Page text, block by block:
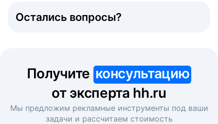
Остались вопросы?
Получите консультацию
от эксперта hh.ru
Мы предложим рекламные инструменты под ваши
задачи и рассчитаем стоимость